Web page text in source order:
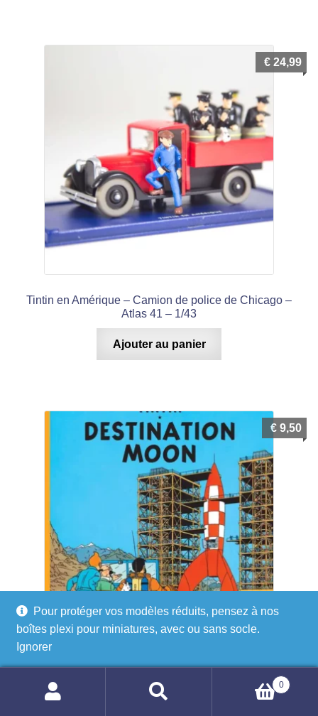
Pour protéger vos modèles réduits, pensez à nos
boîtes plexi pour miniatures, avec ou sans socle.
Ignorer
Tintin en Amérique – Camion de police de Chicago –
Atlas 41 – 1/43
€ 24,99
Ajouter au panier
Tintin – Destination Moon (English Edition) – Hergé
Classic Adventure
€ 9,50
Recherche
Recherche
0